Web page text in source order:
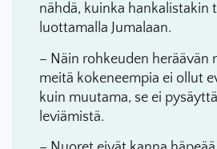
nähdä, kuinka hankalistakin
luottamalla Jumalaan.
– Näin rohkeuden heräävän
meitä kokeneempia ei ollut
kuin muutama, se ei
leviämistä.